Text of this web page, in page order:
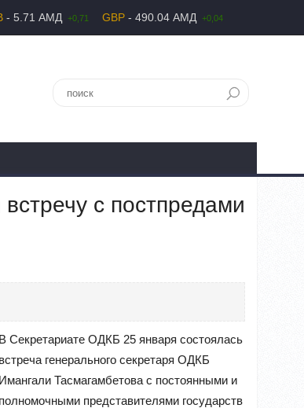
- 5.71 АМД +0,71 GBP - 490.04 АМД +0,04
с постпредами
В Секретариате ОДКБ 25 января состоялась
встреча генерального секретаря ОДКБ
Имангали Тасмагамбетова с постоянными и
полномочными представителями государств